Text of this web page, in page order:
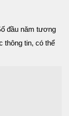
đầu năm tương
thông tin, có thể